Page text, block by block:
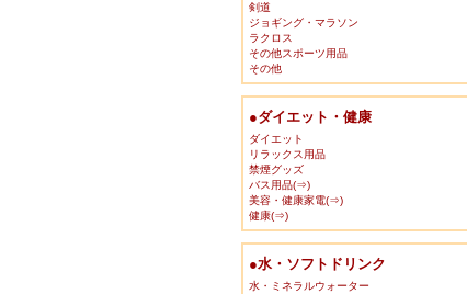
剣道
ジョギング・マラソン
ラクロス
その他スポーツ用品
その他
●ダイエット・健康
ダイエット
リラックス用品
禁煙グッズ
バス用品(⇒)
美容・健康家電(⇒)
健康(⇒)
●水・ソフトドリンク
水・ミネラルウォーター